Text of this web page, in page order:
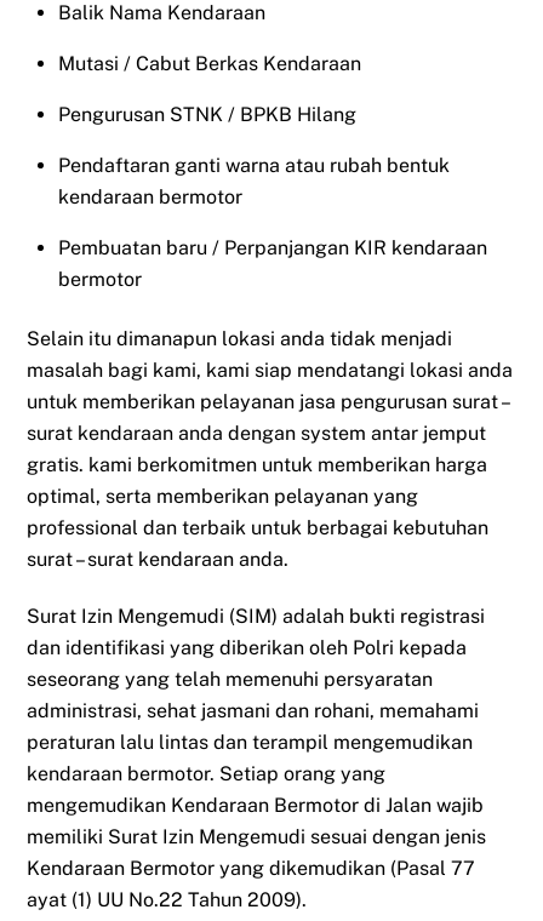
Balik Nama Kendaraan
Mutasi / Cabut Berkas Kendaraan
Pengurusan STNK / BPKB Hilang
Pendaftaran ganti warna atau rubah bentuk
kendaraan bermotor
Pembuatan baru / Perpanjangan KIR kendaraan
bermotor
Selain itu dimanapun lokasi anda tidak menjadi
masalah bagi kami, kami siap mendatangi lokasi anda
untuk memberikan pelayanan jasa pengurusan surat –
surat kendaraan anda dengan system antar jemput
gratis. kami berkomitmen untuk memberikan harga
optimal, serta memberikan pelayanan yang
professional dan terbaik untuk berbagai kebutuhan
surat – surat kendaraan anda.
Surat Izin Mengemudi (SIM) adalah bukti registrasi
dan identifikasi yang diberikan oleh Polri kepada
seseorang yang telah memenuhi persyaratan
administrasi, sehat jasmani dan rohani, memahami
peraturan lalu lintas dan terampil mengemudikan
kendaraan bermotor. Setiap orang yang
mengemudikan Kendaraan Bermotor di Jalan wajib
memiliki Surat Izin Mengemudi sesuai dengan jenis
Kendaraan Bermotor yang dikemudikan (Pasal 77
ayat (1) UU No.22 Tahun 2009).